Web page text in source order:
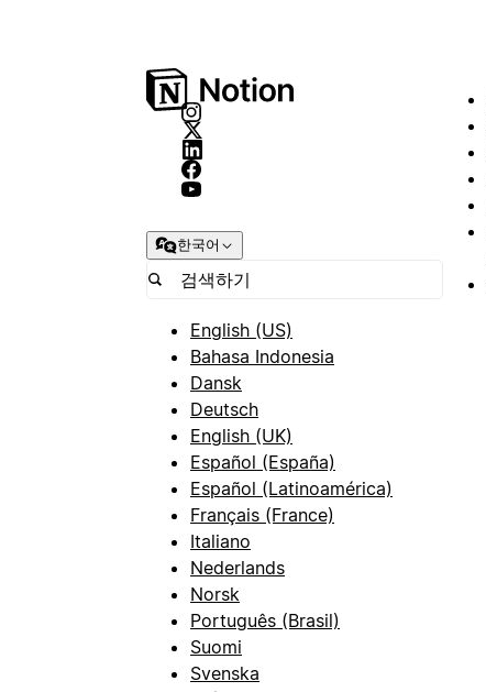
한국어
English (US)
Bahasa Indonesia
Dansk
Deutsch
English (UK)
Español (España)
Español (Latinoamérica)
Français (France)
Italiano
Nederlands
Norsk
Português (Brasil)
Suomi
Svenska